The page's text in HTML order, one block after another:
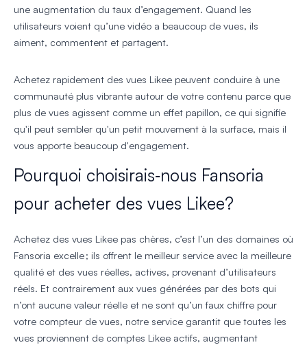
une augmentation du taux d’engagement. Quand les
utilisateurs voient qu’une vidéo a beaucoup de vues, ils
aiment, commentent et partagent.
Achetez rapidement des vues Likee peuvent conduire à une
communauté plus vibrante autour de votre contenu parce que
plus de vues agissent comme un effet papillon, ce qui signifie
qu'il peut sembler qu'un petit mouvement à la surface, mais il
vous apporte beaucoup d'engagement.
Pourquoi choisirais‑nous Fansoria
pour acheter des vues Likee?
Achetez des vues Likee pas chères, c’est l’un des domaines où
Fansoria excelle ; ils offrent le meilleur service avec la meilleure
qualité et des vues réelles, actives, provenant d’utilisateurs
réels. Et contrairement aux vues générées par des bots qui
n’ont aucune valeur réelle et ne sont qu’un faux chiffre pour
votre compteur de vues, notre service garantit que toutes les
vues proviennent de comptes Likee actifs, augmentant